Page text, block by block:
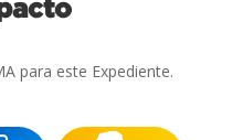
para este Expediente.